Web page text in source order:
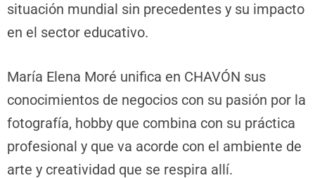
situación mundial sin precedentes y su impacto
en el sector educativo.
María Elena Moré unifica en CHAVÓN sus
conocimientos de negocios con su pasión por la
fotografía, hobby que combina con su práctica
profesional y que va acorde con el ambiente de
arte y creatividad que se respira allí.